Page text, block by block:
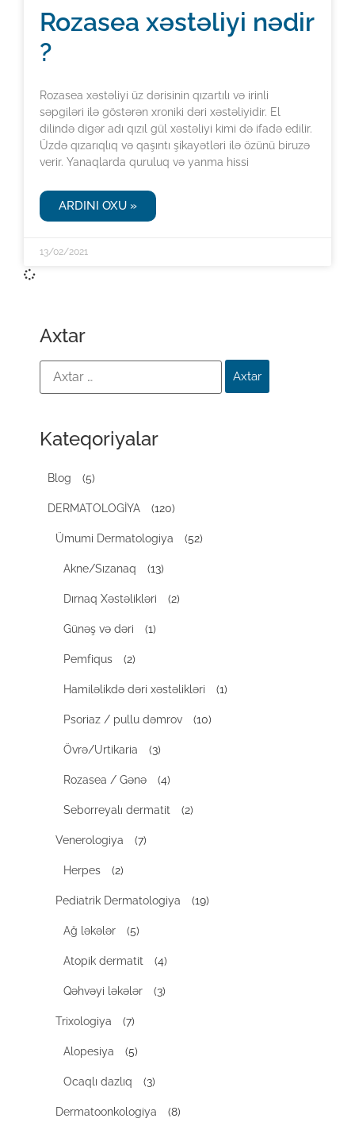
Rozasea xəstəliyi nədir
?
Rozasea xəstəliyi üz dərisinin qızartılı və irinli
səpgiləri ilə göstərən xroniki dəri xəstəliyidir. El
dilində digər adı qızıl gül xəstəliyi kimi də ifadə edilir.
Üzdə qızarıqlıq və qaşıntı şikayətləri ilə özünü biruzə
verir. Yanaqlarda quruluq və yanma hissi
ARDINI OXU »
13/02/2021
Axtar
Kateqoriyalar
Blog (5)
DERMATOLOGİYA (120)
Ümumi Dermatologiya (52)
Akne/Sızanaq (13)
Dırnaq Xəstəlikləri (2)
Günəş və dəri (1)
Pemfiqus (2)
Hamiləlikdə dəri xəstəlikləri (1)
Psoriaz / pullu dəmrov (10)
Övrə/Urtikaria (3)
Rozasea / Gənə (4)
Seborreyalı dermatit (2)
Venerologiya (7)
Herpes (2)
Pediatrik Dermatologiya (19)
Ağ ləkələr (5)
Atopik dermatit (4)
Qəhvəyi ləkələr (3)
Trixologiya (7)
Alopesiya (5)
Ocaqlı dazlıq (3)
Dermatoonkologiya (8)